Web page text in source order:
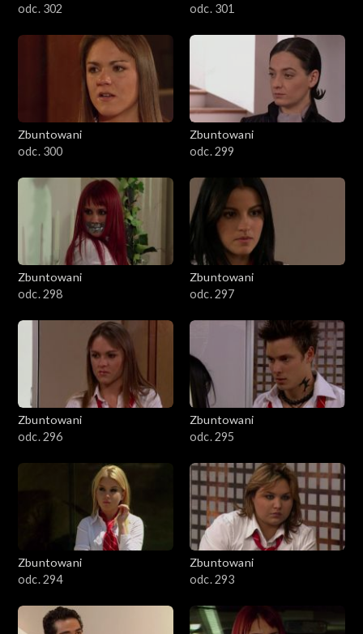
odc. 302
odc. 301
Zbuntowani
odc. 300
Zbuntowani
odc. 299
Zbuntowani
odc. 298
Zbuntowani
odc. 297
Zbuntowani
odc. 296
Zbuntowani
odc. 295
Zbuntowani
odc. 294
Zbuntowani
odc. 293